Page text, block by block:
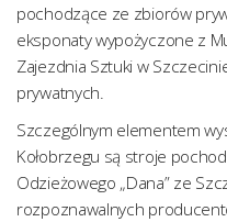
pochodzące ze zbiorów
eksponaty wypożyczone z
Zajezdnia Sztuki w
prywatnych.
Szczególnym elementem
Kołobrzegu są stroje
Odzieżowego „Dana” ze
rozpoznawalnych